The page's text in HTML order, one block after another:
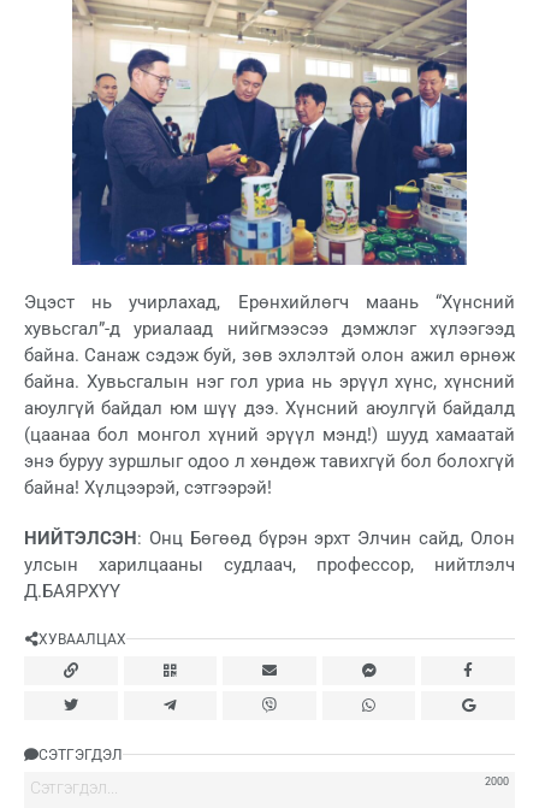
Эцэст нь учирлахад, Ерөнхийлөгч маань “Хүнсний
хувьсгал”-д уриалаад нийгмээсээ дэмжлэг хүлээгээд
байна. Санаж сэдэж буй, зөв эхлэлтэй олон ажил өрнөж
байна. Хувьсгалын нэг гол уриа нь эрүүл хүнс, хүнсний
аюулгүй байдал юм шүү дээ. Хүнсний аюулгүй байдалд
(цаанаа бол монгол хүний эрүүл мэнд!) шууд хамаатай
энэ буруу зуршлыг одоо л хөндөж тавихгүй бол болохгүй
байна! Хүлцээрэй, сэтгээрэй!
НИЙТЭЛСЭН: Онц Бөгөөд бүрэн эрхт Элчин сайд, Олон
улсын харилцааны судлаач, профессор, нийтлэлч
Д.БАЯРХҮҮ
ХУВААЛЦАХ
СЭТГЭГДЭЛ
2000